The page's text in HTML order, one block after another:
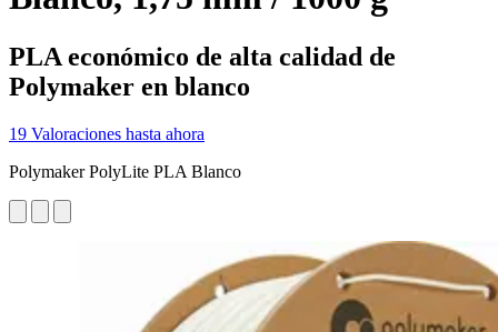
PLA económico de alta calidad de
Polymaker en blanco
19 Valoraciones hasta ahora
Polymaker PolyLite PLA Blanco